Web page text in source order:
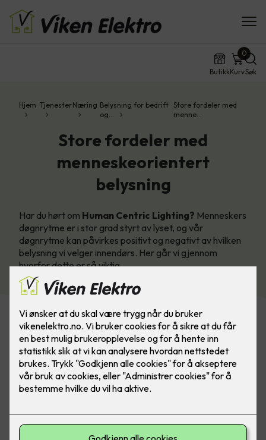
ButikkKurv
0
Søk
Hjem TjenesterNæring Belysning for bedrift
og…
Store fordeler med
menne…
Store fordeler med
menneskeorientert
belysning
Har du hørt om Human Centric Lighting? Menneskers
døgnrytme er i stor grad styrt av lyset, og vår
døgnrytme kan påvirkes positivt og negativt av hvilken
belysning vi velger innendørs. Her går vi gjennom
hvorfor dette er så viktig.